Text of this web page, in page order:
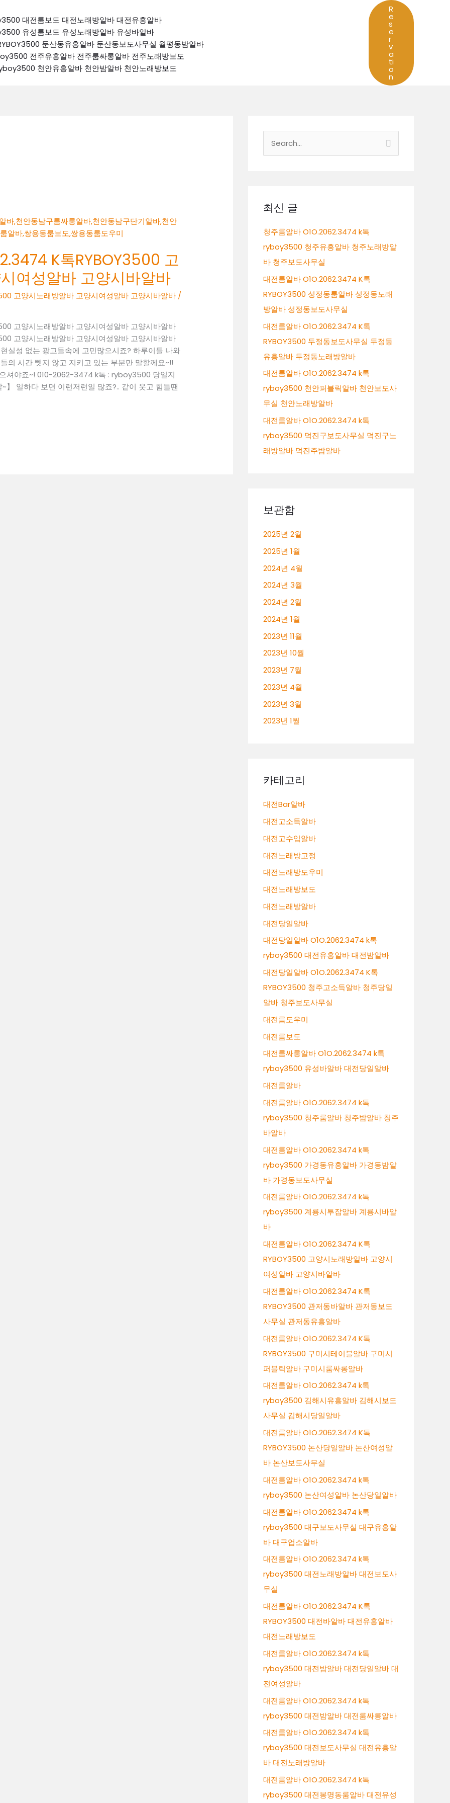
대전룸보도 대전노래방알바 대전유흥알바
유성룸보도 유성노래방알바 유성바알바
둔산동유흥알바 둔산동보도사무실 월평동밤알바
전주유흥알바 전주룸싸롱알바 전주노래방보도
천안유흥알바 천안밤알바 천안노래방보도
R
e
s
e
r
v
a
ti
o
n
K톡RYBOY3500 고
여성알바 고양시바알바
고양시노래방알바 고양시여성알바 고양시바알바 /
고양시노래방알바 고양시여성알바 고양시바알바
고양시노래방알바 고양시여성알바 고양시바알바
실성 없는 광고들속에 고민많으시죠? 하루이틀 나와
의 시간 뺏지 않고 지키고 있는 부분만 말할께요~!!
셔야죠~! 010-2062-3474 k톡 : ryboy3500 당일지
】 일하다 보면 이런저런일 많죠?.. 같이 웃고 힘들땐
최신 글
청주룸알바 O1O.2062.3474 k톡
ryboy3500 청주유흥알바 청주노래방알
바 청주보도사무실
대전룸알바 O1O.2062.3474 K톡
RYBOY3500 성정동룸알바 성정동노래
방알바 성정동보도사무실
대전룸알바 O1O.2062.3474 K톡
RYBOY3500 두정동보도사무실 두정동
유흥알바 두정동노래방알바
대전룸알바 O1O.2062.3474 k톡
ryboy3500 천안퍼블릭알바 천안보도사
무실 천안노래방알바
대전룸알바 O1O.2062.3474 k톡
ryboy3500 덕진구보도사무실 덕진구노
래방알바 덕진주밤알바
보관함
2025년 2월
2025년 1월
2024년 4월
2024년 3월
2024년 2월
2024년 1월
2023년 11월
2023년 10월
2023년 7월
2023년 4월
2023년 3월
2023년 1월
카테고리
대전Bar알바
대전고소득알바
대전고수입알바
대전노래방고정
대전노래방도우미
대전노래방보도
대전노래방알바
대전당일알바
대전당일알바 O1O.2062.3474 k톡
ryboy3500 대전유흥알바 대전밤알바
대전당일알바 O1O.2062.3474 K톡
RYBOY3500 청주고소득알바 청주당일
알바 청주보도사무실
대전룸도우미
대전룸보도
대전룸싸롱알바 O1O.2062.3474 k톡
ryboy3500 유성바알바 대전당일알바
대전룸알바
대전룸알바 O1O.2062.3474 k톡
ryboy3500 청주룸알바 청주밤알바 청주
바알바
대전룸알바 O1O.2062.3474 k톡
ryboy3500 가경동유흥알바 가경동밤알
바 가경동보도사무실
대전룸알바 O1O.2062.3474 k톡
ryboy3500 계룡시투잡알바 계룡시바알
바
대전룸알바 O1O.2062.3474 K톡
RYBOY3500 고양시노래방알바 고양시
여성알바 고양시바알바
대전룸알바 O1O.2062.3474 K톡
RYBOY3500 관저동바알바 관저동보도
사무실 관저동유흥알바
대전룸알바 O1O.2062.3474 K톡
RYBOY3500 구미시테이블알바 구미시
퍼블릭알바 구미시룸싸롱알바
대전룸알바 O1O.2062.3474 k톡
ryboy3500 김해시유흥알바 김해시보도
사무실 김해시당일알바
대전룸알바 O1O.2062.3474 K톡
RYBOY3500 논산당일알바 논산여성알
바 논산보도사무실
대전룸알바 O1O.2062.3474 k톡
ryboy3500 논산여성알바 논산당일알바
대전룸알바 O1O.2062.3474 k톡
ryboy3500 대구보도사무실 대구유흥알
바 대구업소알바
대전룸알바 O1O.2062.3474 k톡
ryboy3500 대전노래방알바 대전보도사
무실
대전룸알바 O1O.2062.3474 K톡
RYBOY3500 대전바알바 대전유흥알바
대전노래방보도
대전룸알바 O1O.2062.3474 k톡
ryboy3500 대전밤알바 대전당일알바 대
전여성알바
대전룸알바 O1O.2062.3474 k톡
ryboy3500 대전밤알바 대전룸싸롱알바
대전룸알바 O1O.2062.3474 k톡
ryboy3500 대전보도사무실 대전유흥알
바 대전노래방알바
대전룸알바 O1O.2062.3474 k톡
ryboy3500 대전봉명동룸알바 대전유성